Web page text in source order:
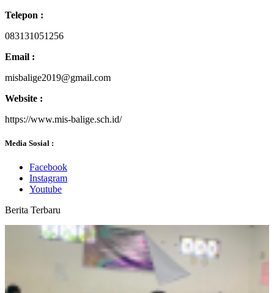
Telepon :
083131051256
Email :
misbalige2019@gmail.com
Website :
https://www.mis-balige.sch.id/
Media Sosial :
Facebook
Instagram
Youtube
Berita Terbaru